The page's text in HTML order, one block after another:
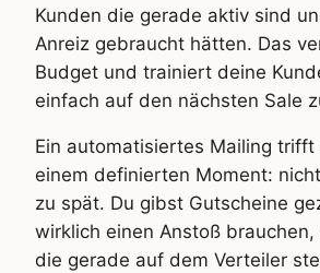
Kunden die gerade aktiv sind
Anreiz gebraucht hätten. Das
Budget und trainiert deine
einfach auf den nächsten Sale
Ein automatisiertes Mailing trifft
einem definierten Moment:
zu spät. Du gibst Gutscheine
wirklich einen Anstoß brauchen,
die gerade auf dem Verteiler